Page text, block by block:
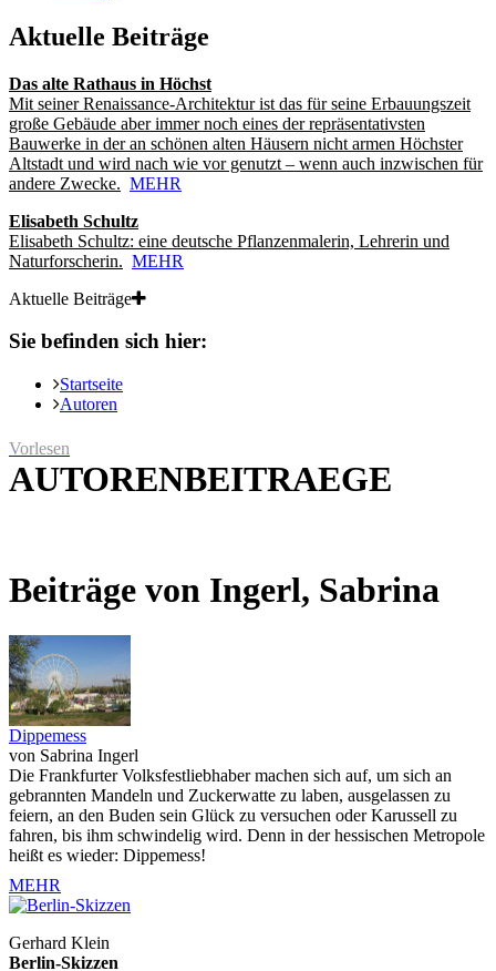
Aktuelle Beiträge
Das alte Rathaus in Höchst
Mit seiner Renaissance-Architektur ist das für seine Erbauungszeit
große Gebäude aber immer noch eines der repräsentativsten
Bauwerke in der an schönen alten Häusern nicht armen Höchster
Altstadt und wird nach wie vor genutzt – wenn auch inzwischen für
andere Zwecke. MEHR
Elisabeth Schultz
Elisabeth Schultz: eine deutsche Pflanzenmalerin, Lehrerin und
Naturforscherin. MEHR
Aktuelle Beiträge
Sie befinden sich hier:
Startseite
Autoren
Vorlesen
AUTORENBEITRAEGE
Beiträge von Ingerl, Sabrina
Dippemess
von Sabrina Ingerl
Die Frankfurter Volksfestliebhaber machen sich auf, um sich an
gebrannten Mandeln und Zuckerwatte zu laben, ausgelassen zu
feiern, an den Buden sein Glück zu versuchen oder Karussell zu
fahren, bis ihm schwindelig wird. Denn in der hessischen Metropole
heißt es wieder: Dippemess!
MEHR
Gerhard Klein
Berlin-Skizzen